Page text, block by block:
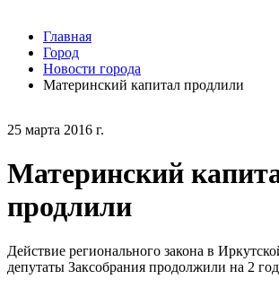
25 марта 2016 г.
Материнский
продлили
Действие регионального закона в
депутаты Заксобрания продолжили на 2
Главная
Город
Новости города
Материнский капитал продлили